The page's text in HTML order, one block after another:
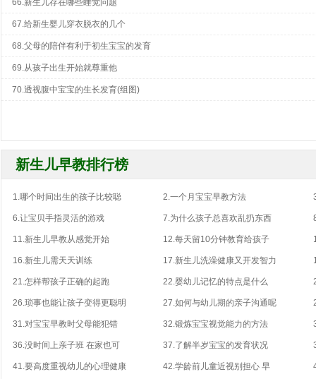
66.新生儿存在哪些睡觉问题
67.给新生婴儿穿衣脱衣的几个
68.父母的陪伴有利于初生宝宝的发育
69.从孩子出生开始就尊重他
70.透视腹中宝宝的生长发育(组图)
新生儿早教排行榜
1.哪个时间出生的孩子比较聪 2.一个月宝宝早教方法
6.让宝贝手指灵活的游戏 7.为什么孩子总喜欢乱扔东西
11.新生儿早教从感觉开始 12.每天留10分钟教育给孩子
16.新生儿需天天训练 17.新生儿洗澡健康又开发智力
21.怎样帮孩子正确的起跑 22.婴幼儿记忆的特点是什么
26.琐事也能让孩子变得更聪明 27.如何与幼儿期的亲子沟通呢
31.对宝宝早教时父母能犯错 32.锻炼宝宝视觉能力的方法
36.没时间上亲子班 在家也可 37.了解半岁宝宝的发育状况
41.要高度重视幼儿的心理健康 42.学龄前儿童近视别担心 早